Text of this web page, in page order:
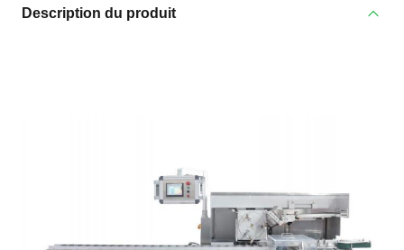
Description du produit